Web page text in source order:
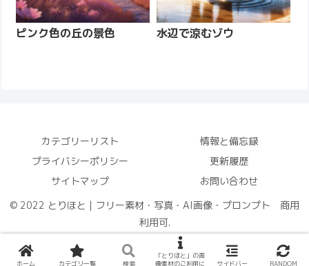
ピンク色の丘の景色 水辺で涼むゾウ
カテゴリーリスト
情報と備忘録
プライバシーポリシー
更新履歴
サイトマップ
お問い合わせ
© 2022 とりほと｜フリー素材・写真・AI画像・プロンプト 商用
利用可.
ホーム カテゴリ一覧 検索
「とりほと」の画
像素材のご利用に
サイドバー RANDOM